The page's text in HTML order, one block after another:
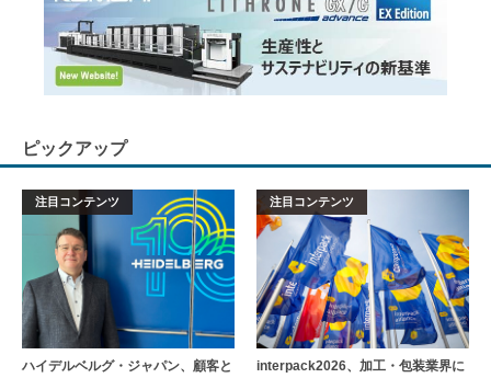
ピックアップ
注目コンテンツ
ハイデルベルグ・ジャパン、顧客と
注目コンテンツ
interpack2026、加工・包装業界に